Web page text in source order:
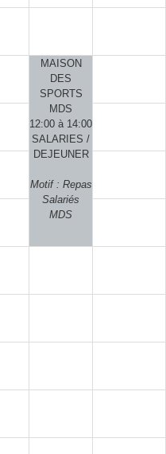
MAISON
DES
SPORTS
MDS
12:00 à 14:00
SALARIES /
DEJEUNER
Motif : Repas
Salariés
MDS